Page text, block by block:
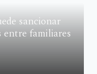
sancionar
entre familiares